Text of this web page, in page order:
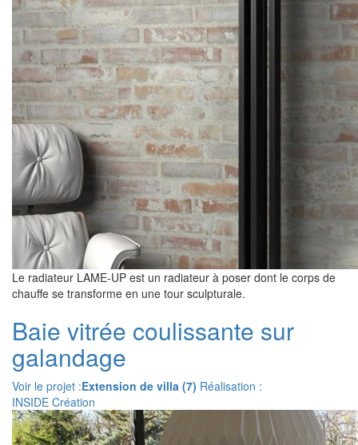
Le radiateur LAME-UP est un radiateur à poser dont le corps de
chauffe se transforme en une tour sculpturale.
Baie vitrée coulissante sur
galandage
Voir le projet :Extension de villa (7) Réalisation :
INSIDE Création